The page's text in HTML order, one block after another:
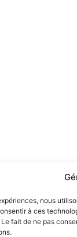
nous
à ces
fait de ne pas